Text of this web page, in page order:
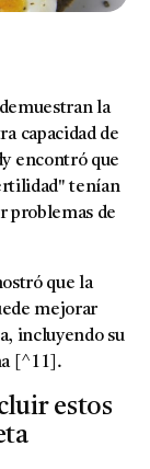
la
capacidad de
encontró que
tenían
problemas de
que la
mejorar
incluyendo su
[^11].
estos